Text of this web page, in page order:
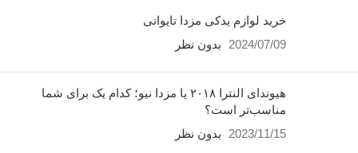
خرید لوازم یدکی مزدا تایوانی
2024/07/09 بدون نظر
هیوندای النترا ۲۰۱۸ یا مزدا نیو؛ کدام یک برای شما
مناسب‌تر است؟
2023/11/15 بدون نظر